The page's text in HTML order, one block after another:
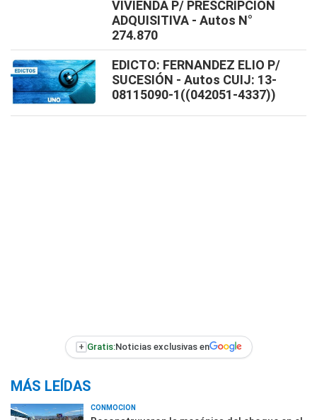
VIVIENDA P/ PRESCRIPCIÓN
ADQUISITIVA - Autos N°
274.870
EDICTO: FERNANDEZ ELIO P/
SUCESIÓN - Autos CUIJ: 13-
08115090-1((042051-4337))
+ Gratis:Noticias exclusivas en
MÁS LEÍDAS
CONMOCIÓN